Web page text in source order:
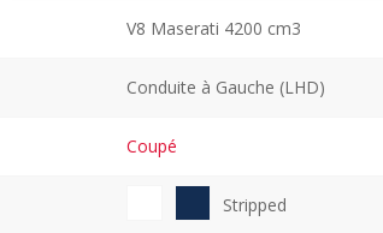
V8 Maserati 4200 cm3
Conduite à Gauche (LHD)
Coupé
Stripped